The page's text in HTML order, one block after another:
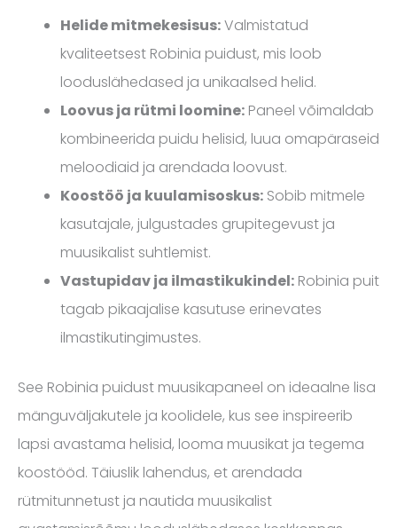
Helide mitmekesisus:Valmistatud
kvaliteetsest Robinia puidust, mis loob
looduslähedased ja unikaalsed helid.
Loovus ja rütmi loomine: Paneel võimaldab
kombineerida puidu helisid, luua omapäraseid
meloodiaid ja arendada loovust.
Koostöö ja kuulamisoskus: Sobib mitmele
kasutajale, julgustades grupitegevust ja
muusikalist suhtlemist.
Vastupidav ja ilmastikukindel: Robinia puit
tagab pikaajalise kasutuse erinevates
ilmastikutingimustes.
See Robinia puidust muusikapaneel on ideaalne lisa
mänguväljakutele ja koolidele, kus see inspireerib
lapsi avastama helisid, looma muusikat ja tegema
koostööd. Täiuslik lahendus, et arendada
rütmitunnetust ja nautida muusikalist